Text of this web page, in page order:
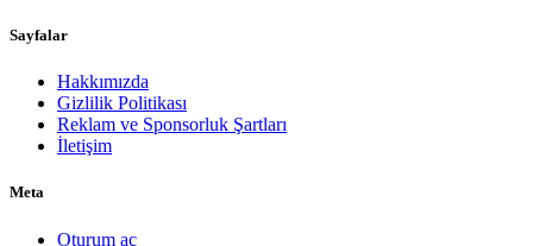
Sayfalar
Hakkımızda
Gizlilik Politikası
Reklam ve Sponsorluk Şartları
İletişim
Meta
Oturum aç